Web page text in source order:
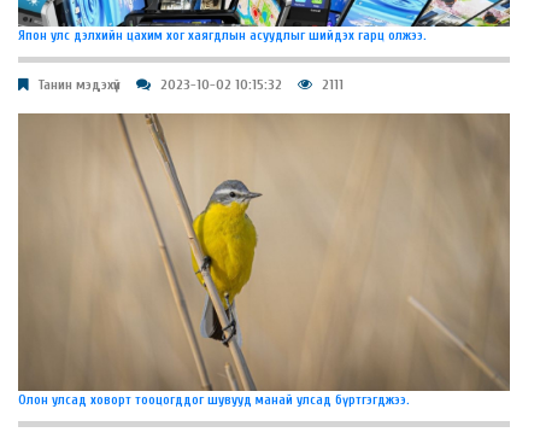
Япон улс дэлхийн цахим хог хаягдлын асуудлыг шийдэх гарц олжээ.
Танин мэдэхүй 2023-10-02 10:15:32 2111
Олон улсад ховорт тооцогддог шувууд манай улсад бүртгэгджээ.